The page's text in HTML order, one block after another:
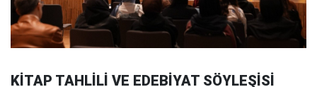
KİTAP TAHLİLİ VE EDEBİYAT SÖYLEŞİSİ